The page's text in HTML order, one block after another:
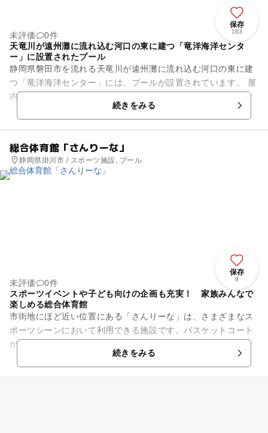
保存
183
未評価
0件
天竜川が遠州灘に流れ込む河口の東に建つ「竜洋海洋センタ
ー」に設置されたプール
静岡県磐田市を流れる天竜川が遠州灘に流れ込む河口の東に建
つ「竜洋海洋センター」には、プールが設置されています。 屋
内には、水深1.2mで幅13mの25メートルプール、縦横10m、6
続きをみる
総合体育館「さんりーな」
静岡県掛川市 / スポーツ施設, プール
保存
9
未評価
0件
スポーツイベントや子ども向けの企画も充実！ 家族みんなで
楽しめる総合体育館
市街地にほど近い位置にある「さんりーな」は、さまざまなス
ポーツシーンにおいて利用できる施設です。バスケットコート
が3面とれる広々としたメインアリーナのほか、武道場やトレ
ーニング室などがあります。...続きをみる